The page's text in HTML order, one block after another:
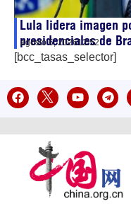
Lula lidera imagen
presidenciales de
agosto 6, 202612:52
[bcc_tasas_selector]